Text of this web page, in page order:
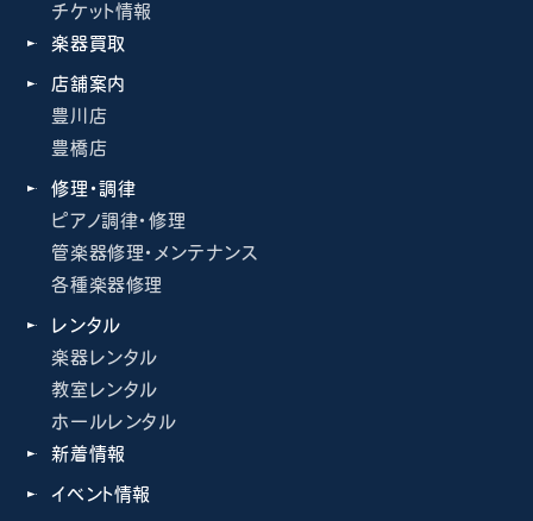
チケット情報
楽器買取
店舗案内
豊川店
豊橋店
修理・調律
ピアノ調律・修理
管楽器修理・メンテナンス
各種楽器修理
レンタル
楽器レンタル
教室レンタル
ホールレンタル
新着情報
イベント情報